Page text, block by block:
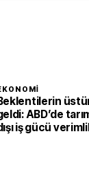
ABD’de
iş gücü